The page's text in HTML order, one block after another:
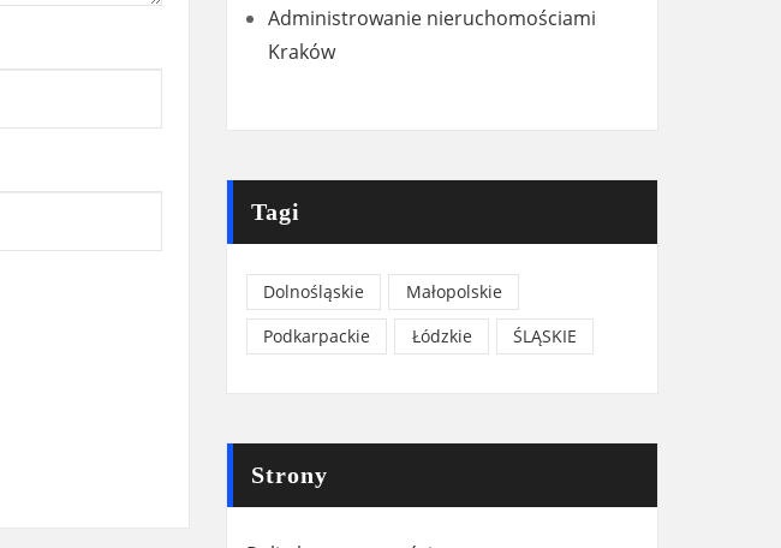
Administrowanie nieruchomościami
Kraków
Tagi
Dolnośląskie
Małopolskie
Podkarpackie
Łódzkie ŚLĄSKIE
Strony